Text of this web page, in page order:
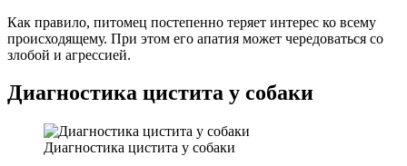
Как правило, питомец постепенно теряет интерес ко всему
происходящему. При этом его апатия может чередоваться со
злобой и агрессией.
Диагностика цистита у собаки
Диагностика цистита у собаки